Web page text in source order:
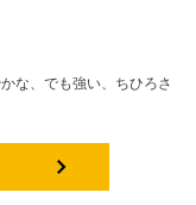
な、でも強い、ちひろさ